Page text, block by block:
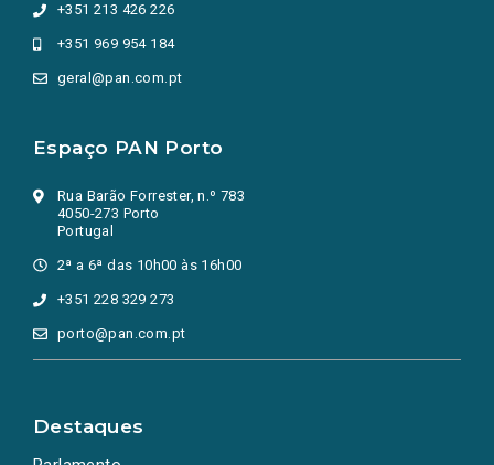
+351 213 426 226
+351 969 954 184
geral@pan.com.pt
Espaço PAN Porto
Rua Barão Forrester, n.º 783
4050-273 Porto
Portugal
2ª a 6ª das 10h00 às 16h00
+351 228 329 273
porto@pan.com.pt
Destaques